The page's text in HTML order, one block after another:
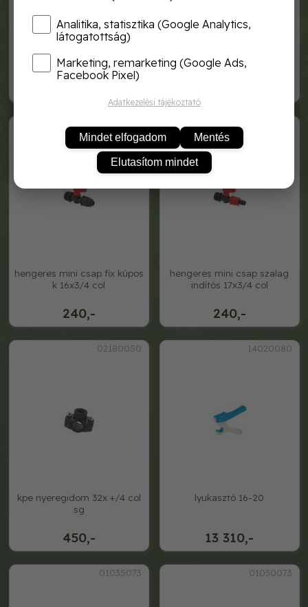
indítós 17
indítós-fix kúpos 16
240,-
hengeres mini csap fix kúpos
k 16x3/4 col
240,-
hengeres mini csap szalag
indítós 17x3/4 col
02180050
450,-
kpe nyeregidom 32x +/4 col
sg
14020080
13 310,-
lyukasztó 16-20
01035073 01030073
Analitika, statisztika (Google Analytics,
látogatottság)
Marketing, remarketing (Google Ads,
Facebook Pixel)
Adatkezelési tájékoztató
Mindet elfogadom Mentés
Elutasítom mindet